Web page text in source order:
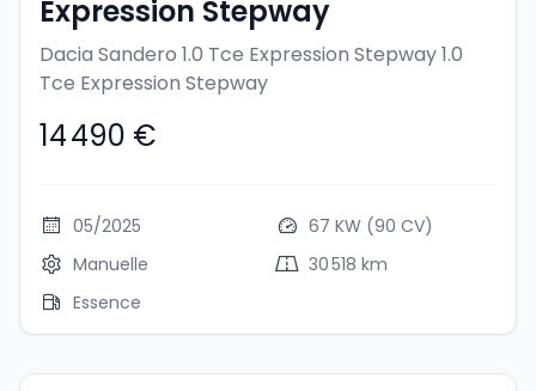
Expression Stepway
Dacia Sandero 1.0 Tce Expression Stepway1.0
Tce Expression Stepway
14 490 €
05/2025
67 KW (90 CV)
Manuelle
30 518 km
Essence